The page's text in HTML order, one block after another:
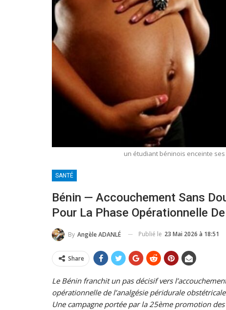
un étudiant béninois enceinte
SANTÉ
Bénin — Accouchement Sans
Pour La Phase Opérationnelle
By Angèle ADANLÉ Publié le 23 Mai 2026 à 18:51
Share
Le Bénin franchit un pas décisif vers
opérationnelle de l’analgésie péridurale
Une campagne portée par la 25ème promotion